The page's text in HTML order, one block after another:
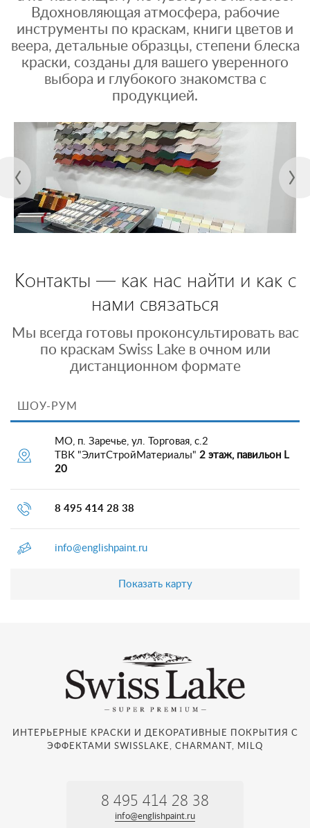
Вдохновляющая атмосфера, рабочие
инструменты по краскам, книги цветов и
веера, детальные образцы, степени блеска
краски, созданы для вашего уверенного
выбора и глубокого знакомства с
продукцией.
Контакты — как нас найти и как с
нами связаться
Мы всегда готовы проконсультировать вас
по краскам Swiss Lake в очном или
дистанционном формате
ШОУ-РУМ
МО, п. Заречье, ул. Торговая, с.2
ТВК "ЭлитСтройМатериалы" 2 этаж, павильон L
20
8 495 414 28 38
info@englishpaint.ru
Показать карту
ИНТЕРЬЕРНЫЕ КРАСКИ И ДЕКОРАТИВНЫЕ ПОКРЫТИЯ С
ЭФФЕКТАМИ SWISSLAKE, CHARMANT, MILQ
8 495 414 28 38
info@englishpaint.ru